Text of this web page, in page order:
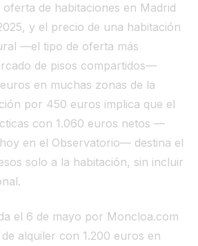
de habitaciones en Madrid
y el precio de una habitación
—el tipo de oferta más
de pisos compartidos—
en muchas zonas de la
por 450 euros implica que el
con 1.060 euros netos —
en el Observatorio— destina el
solo a la habitación, sin incluir
el 6 de mayo por Moncloa.com
alquiler con 1.200 euros en